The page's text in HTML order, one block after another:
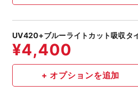
UV420+ブルーライトカット吸収タ